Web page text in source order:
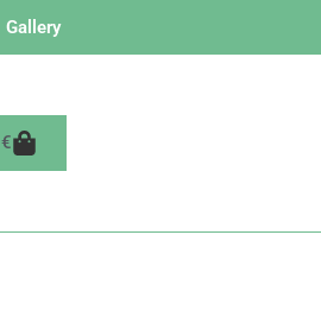
Gallery
€Carrello